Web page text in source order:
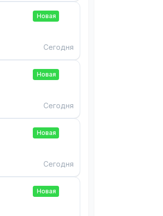
Новая
Сегодня
Новая
Сегодня
Новая
Сегодня
Новая